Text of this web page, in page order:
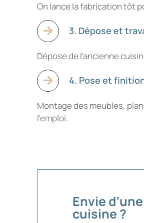
On lance la fabrication tôt
3. Dépose et
Dépose de l’ancienne
4. Pose et
Montage des meubles,
l’emploi.
Envie
cuisine ?